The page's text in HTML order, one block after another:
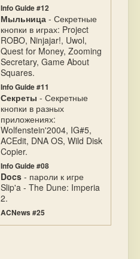
Info Guide #12
Мыльница - Секретные
кнопки в играх: Project
ROBO, Ninjajar!, Uwol,
Quest for Money, Zooming
Secretary, Game About
Squares.
Info Guide #11
Секреты - Секретные
кнопки в разных
приложениях:
Wolfenstein'2004, IG#5,
ACEdit, DNA OS, Wild Disk
Copier.
Info Guide #08
Docs - пароли к игре
Slip'a - The Dune: Imperia
2.
ACNews #25